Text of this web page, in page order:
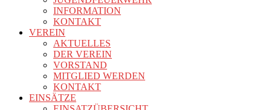
INFORMATION
KONTAKT
VEREIN
AKTUELLES
DER VEREIN
VORSTAND
MITGLIED WERDEN
KONTAKT
EINSÄTZE